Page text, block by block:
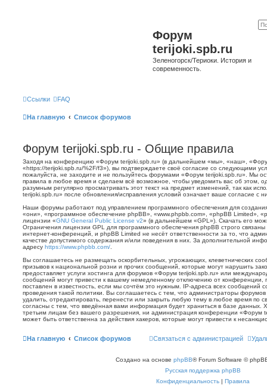
Форум
terijoki.spb.ru
Зеленогорск/Териоки. История и
современность.
Ссылки FAQ
На главную Список форумов
Форум terijoki.spb.ru - Общие правила
Заходя на конференцию «Форум terijoki.spb.ru» (в дальнейшем «мы», «наш»,
«https://terijoki.spb.ru/%2F/f3»), вы подтверждаете своё согласие со следующими
пожалуйста, не заходите и не пользуйтесь форумами «Форум terijoki.spb.ru». Мы
правила в любое время и сделаем всё возможное, чтобы уведомить вас об этом,
разумным регулярно просматривать этот текст на предмет изменений, так как
terijoki.spb.ru» после обновления/исправления условий означает ваше согласие с
Наши форумы работают под управлением программного обеспечения для
«они», «программное обеспечение phpBB», «www.phpbb.com», «phpBB Limited»,
лицензии «GNU General Public License v2» (в дальнейшем «GPL»). Скачать его
Ограничения лицензии GPL для программного обеспечения phpBB строго
интернет-конференций, и phpBB Limited не несёт ответственности за то, что
качестве допустимого содержания и/или поведения в них. За дополнительной
адресу https://www.phpbb.com/
Вы соглашаетесь не размещать оскорбительных, угрожающих, клеветнических
призывов к национальной розни и прочих сообщений, которые могут нарушить
предоставляет услуги хостинга для форумов «Форум terijoki.spb.ru» или
сообщений могут привести к вашему немедленному отключению от конференции,
поставлен в известность, если мы сочтём это нужным. IP-адреса всех сообщений
проведения такой политики. Вы соглашаетесь с тем, что администраторы
удалить, отредактировать, перенести или закрыть любую тему в любое время по
согласны с тем, что введённая вами информация будет храниться в базе данных.
третьим лицам без вашего разрешения, ни администрация конференции «Форум
может быть ответственна за действия хакеров, которые могут привести к
На главную Список форумов Связаться с администрацией
Создано на основе phpBB® Forum Software ©
Русская поддержка phpBB
Конфиденциальность | Правила